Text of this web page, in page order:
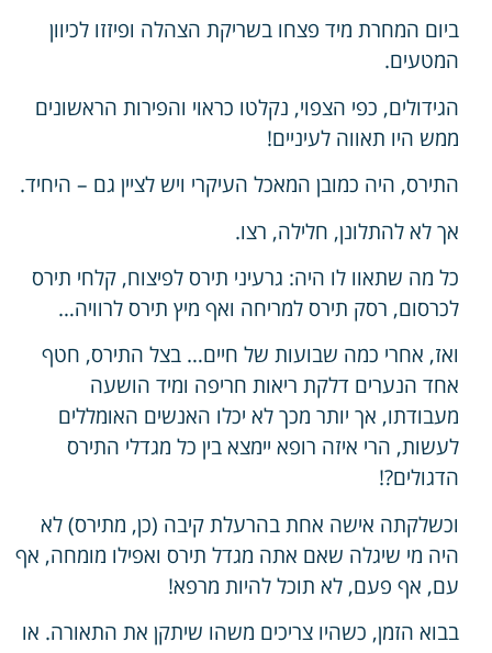
ביום המחרת מיד פצחו בשריקת הצהלה ופיזזו לכיוון
המטעים.
הגידולים, כפי הצפוי, נקלטו כראוי והפירות הראשונים
ממש היו תאווה לעיניים!
התירס, היה כמובן המאכל העיקרי ויש לציין גם – היחיד.
אך לא להתלונן, חלילה, רצו.
כל מה שתאוו לו היה: גרעיני תירס לפיצוח, קלחי תירס
לכרסום, רסק תירס למריחה ואף מיץ תירס לרוויה…
ואז, אחרי כמה שבועות של חיים… בצל התירס, חטף
אחד הנערים דלקת ריאות חריפה ומיד הושעה
מעבודתו, אך יותר מכך לא יכלו האנשים האומללים
לעשות, הרי איזה רופא יימצא בין כל מגדלי התירס
הדגולים?!
וכשלקתה אישה אחת בהרעלת קיבה (כן, מתירס) לא
היה מי שיגלה שאם אתה מגדל תירס ואפילו מומחה, אף
עם, אף פעם, לא תוכל להיות מרפא!
בבוא הזמן, כשהיו צריכים משהו שיתקן את התאורה. או